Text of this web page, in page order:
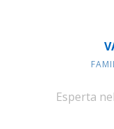
Esperta